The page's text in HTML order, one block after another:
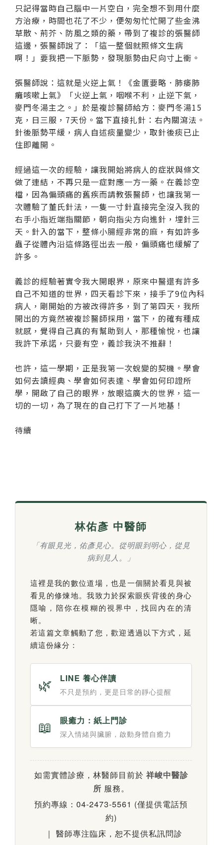
只記得當時自己腦中一片空白，完全想不到用什麼
方治療，時間也花了不少，便匆匆忙忙開了些金沸
草散、荊芥、防風之類的藥，帶到了複診的張醫師
這邊，張醫師說了：「這一整個就照條文生病
啊！」要我把一下脈勢，發現脈勢由尺向寸上衝。
張醫師說：這就是火逆上氣！《金匱要略．肺痿肺
癱咳嗽上氣》「火逆上氣，咽喉不利，止逆下氣，
麥門冬湯主之。」於是複診醫師給方：麥門冬湯15
克，日三服，7天份。當下直接扎針：右內關瀉法。
針後脈勢平緩，病人自述痰量變少，取針後痰已止
住即離開。
經過這一次的經驗，讓我開始將病人的症狀與條文
做了連結，不再只是一症對應一方一藥。在義診空
檔，因為偏頭痛的舊疾而請教張醫師，也讓我第一
次體驗了董氏針法，一隻一寸針直接完全沒入我的
右手小指近端指關節，朝向指尖方向進針，埋針三
天。針入的當下，整條小腸經非常的麻，有如許多
蟲子從體內沿這條路徑出去一般，偏頭痛也緩解了
許多。
義診的經驗著實令我大開眼界，原來中醫還有許多
自己不知道的世界，四天看診下來，接手了9位內科
病人，剛開始的方被改得許多，到了第四天，我所
開出的方竟然被複診醫師採用，當下，的確有種成
就感，覺得自己真的有幫助到人，那種愉悅，也讓
我許下承諾，只要有空，義診我決不推辭！
也許，這一學期，正是我第一次蛻變的契機。學會
如何去讀經典、學會如何表達、學會如何印證所
學，開啟了自己的眼界，放眼這廣大的世界，這一
切的一切，為了現在的自己打下了一片地基！
待續
林佑彥 中醫師
「有眼見光，佑彥見心。從明眼到明心，從見
病到見人。」
這裡是我的數位道場，也是一個關於看見與被
看見的修煉地。我致力於探索眼疾背後的身心
隱喻，陪你在模糊的視界中，找回內在的清
晰。
若這篇文章觸動了您，歡迎透過以下方式，延
續這份緣分：
🌿 LINE 養心伴讀
不只是預約，更是日常的靜心提醒
📖 眼癒力：紙上門診
深入情緒與臟腑，啟動身體自癒力
如需實體診療，林醫師目前於 祥峻中醫診
所 服務。
預約專線：04-2473-5561 (僅提供電話預
約)
｜ 醫師專注臨床，恕不提供私訊問診